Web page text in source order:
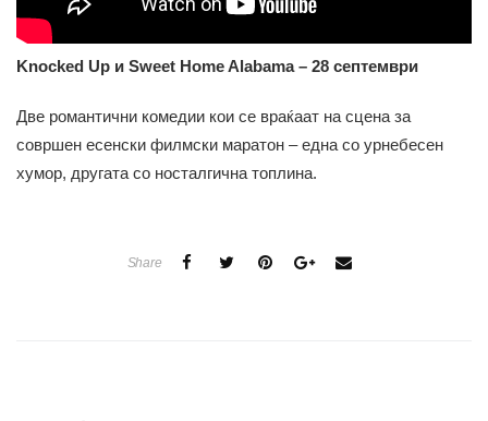
Knocked Up и Sweet Home Alabama – 28 септември
Две романтични комедии кои се враќаат на сцена за
совршен есенски филмски маратон – една со урнебесен
хумор, другата со носталгична топлина.
Share